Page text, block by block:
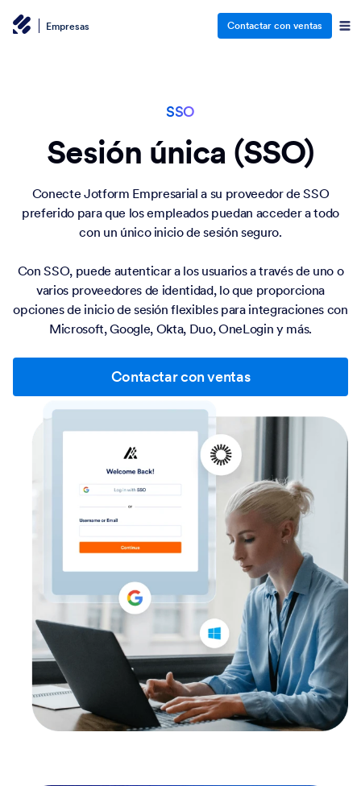
Empresas Contactar con ventas
SSO
Sesión única (SSO)
Conecte Jotform Empresarial a su proveedor de SSO
preferido para que los empleados puedan acceder a todo
con un único inicio de sesión seguro.
Con SSO, puede autenticar a los usuarios a través de uno o
varios proveedores de identidad, lo que proporciona
opciones de inicio de sesión flexibles para integraciones con
Microsoft, Google, Okta, Duo, OneLogin y más.
Contactar con ventas